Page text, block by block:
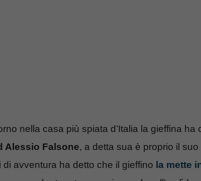
nella casa più spiata d’Italia la gieffina
Alessio Falsone, a detta sua è proprio il
di avventura ha detto che il gieffino la mette